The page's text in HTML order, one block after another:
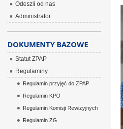
Odeszli od nas
Administrator
DOKUMENTY BAZOWE
Statut ZPAP
Regulaminy
Regulamin przyjęć do ZPAP
Regulamin KPO
Regulamin Komisji Rewizyjnych
Regulamin ZG